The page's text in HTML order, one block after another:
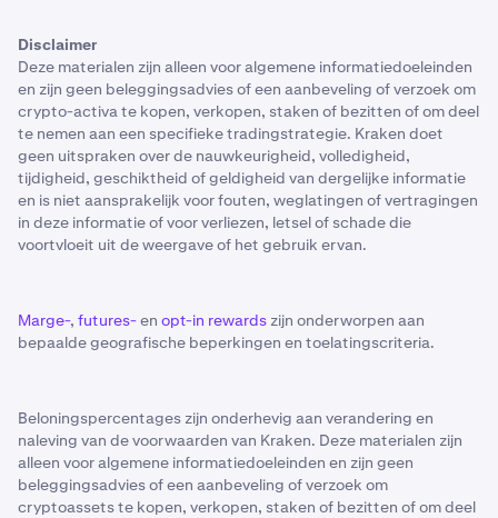
Disclaimer
Deze materialen zijn alleen voor algemene informatiedoeleinden
en zijn geen beleggingsadvies of een aanbeveling of verzoek om
crypto-activa te kopen, verkopen, staken of bezitten of om deel
te nemen aan een specifieke tradingstrategie. Kraken doet
geen uitspraken over de nauwkeurigheid, volledigheid,
tijdigheid, geschiktheid of geldigheid van dergelijke informatie
en is niet aansprakelijk voor fouten, weglatingen of vertragingen
in deze informatie of voor verliezen, letsel of schade die
voortvloeit uit de weergave of het gebruik ervan.
Marge-, futures-en opt-in rewards zijn onderworpen aan
bepaalde geografische beperkingen en toelatingscriteria.
Beloningspercentages zijn onderhevig aan verandering en
naleving van de voorwaarden van Kraken. Deze materialen zijn
alleen voor algemene informatiedoeleinden en zijn geen
beleggingsadvies of een aanbeveling of verzoek om
cryptoassets te kopen, verkopen, staken of bezitten of om deel